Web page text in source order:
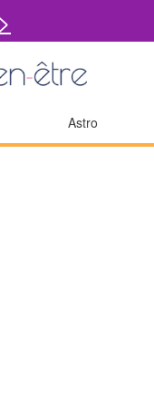
Astro